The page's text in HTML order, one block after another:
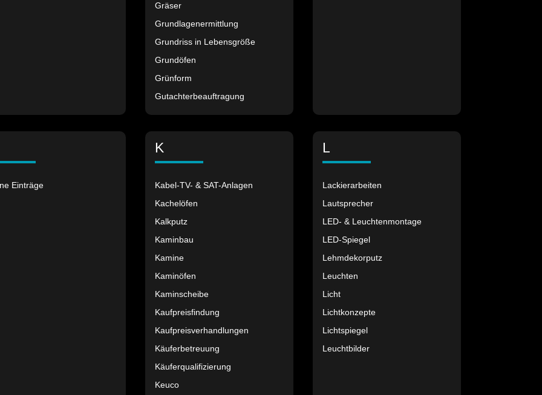
Gräser
Grundlagenermittlung
Grundriss in Lebensgröße
Grundöfen
Grünform
Gutachterbeauftragung
Einträge
K
Kabel-TV- & SAT-Anlagen
Kachelöfen
Kalkputz
Kaminbau
Kamine
Kaminöfen
Kaminscheibe
Kaufpreisfindung
Kaufpreisverhandlungen
Käuferbetreuung
Käuferqualifizierung
Keuco
L
Lackierarbeiten
Lautsprecher
LED- & Leuchtenmontage
LED-Spiegel
Lehmdekorputz
Leuchten
Licht
Lichtkonzepte
Lichtspiegel
Leuchtbilder